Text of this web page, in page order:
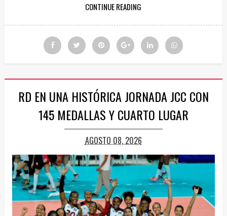
CONTINUE READING
RD EN UNA HISTÓRICA JORNADA JCC CON
145 MEDALLAS Y CUARTO LUGAR
AGOSTO 08, 2026